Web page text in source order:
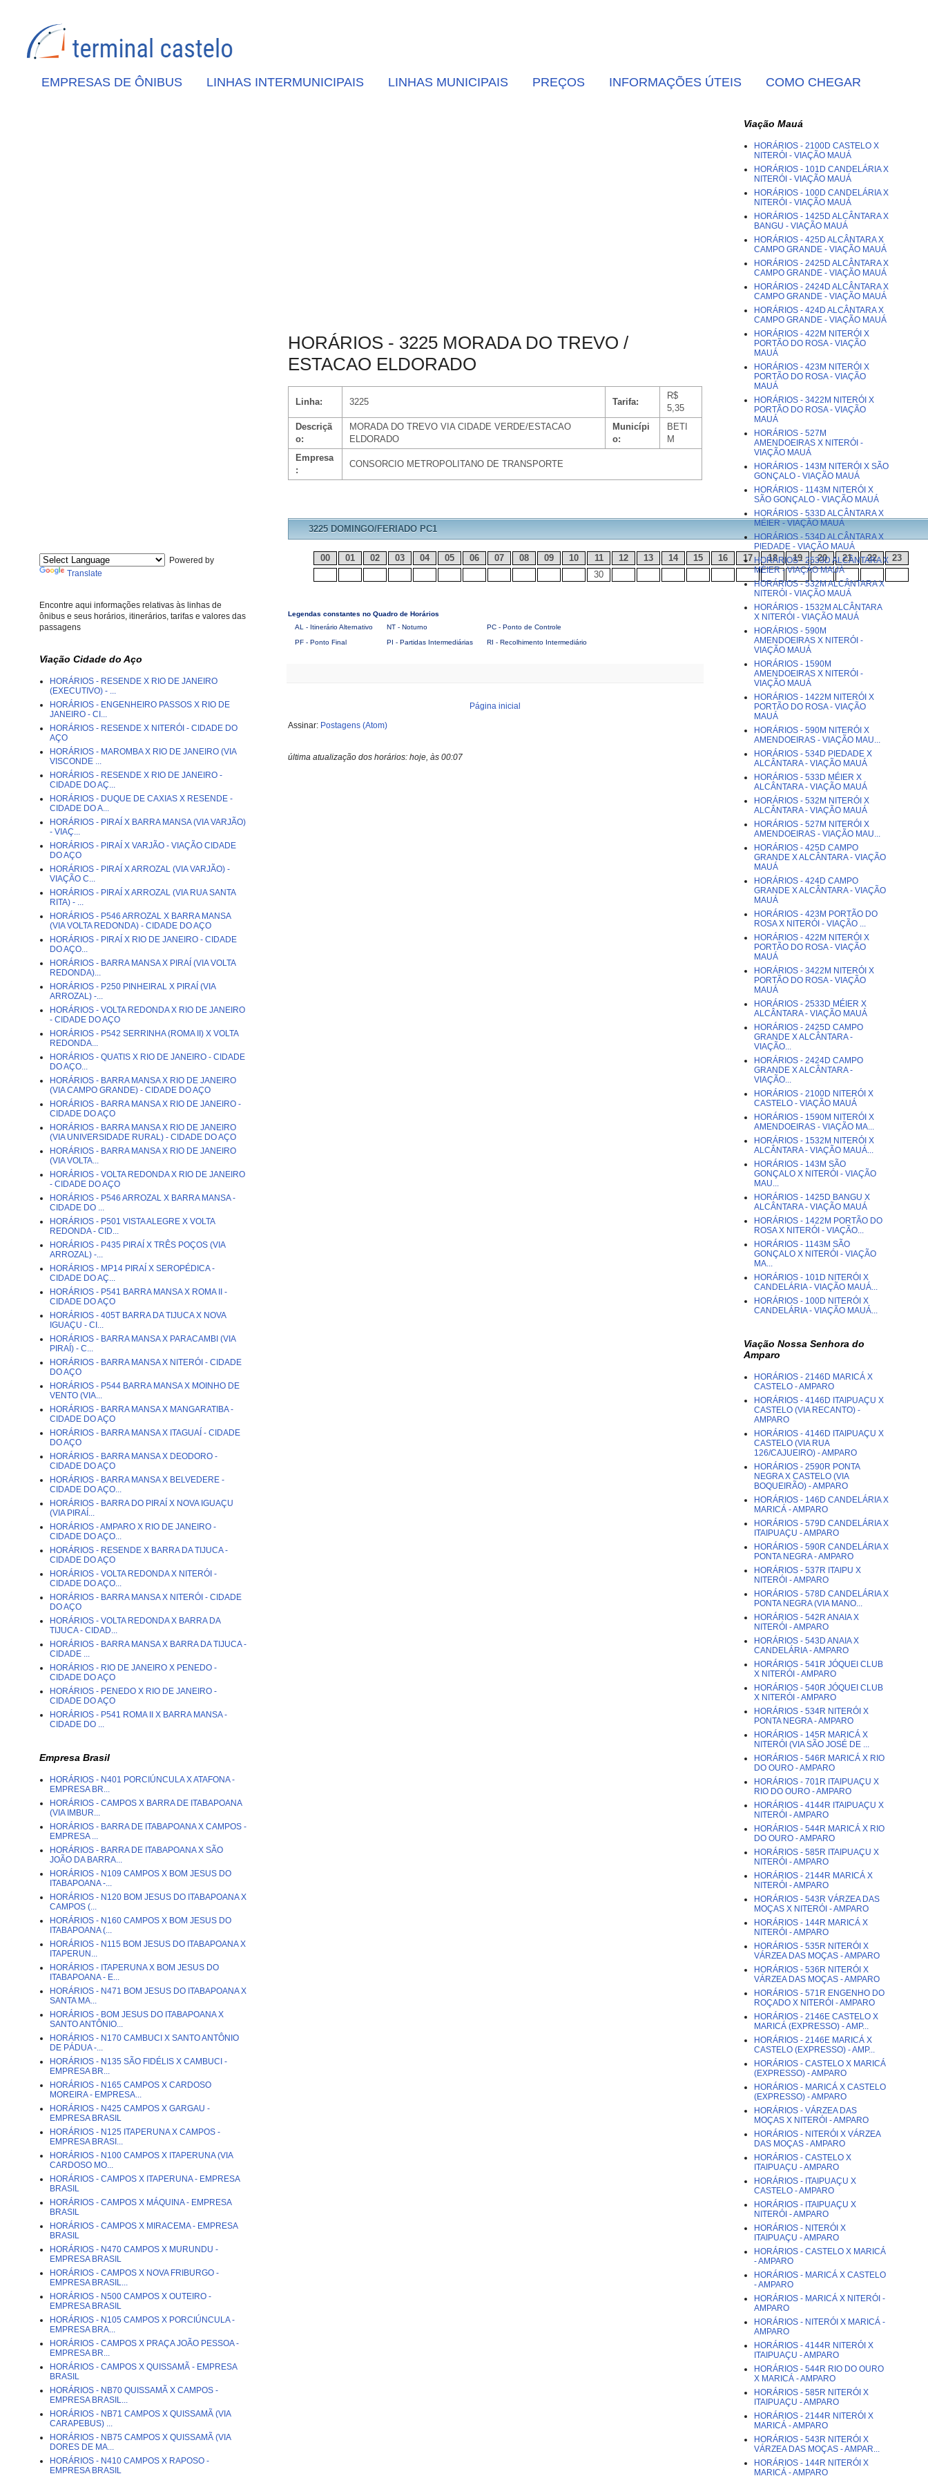
EMPRESAS DE ÔNIBUS LINHAS INTERMUNICIPAIS LINHAS MUNICIPAIS PREÇOS INFORMAÇÕES ÚTEIS COMO CHEGAR
HORÁRIOS - 3225 MORADA DO TREVO /
ESTACAO ELDORADO
Linha: 3225 Tarifa:
R$
5,35
Descriçã
o:
MORADA DO TREVO VIA CIDADE VERDE/ESTACAO
ELDORADO
Municípi
o:
BETI
M
Empresa
:
CONSORCIO METROPOLITANO DE TRANSPORTE
3225 DOMINGO/FERIADO PC1
00 01 02 03 04 05 06 07 08 09 10 11 12 13 14 15 16 17 18 19 20 21 22
23
30
Legendas constantes no Quadro de Horários
AL - Itinerário Alternativo
NT - Noturno
PC - Ponto de Controle
PF - Ponto Final
PI - Partidas Intermediárias RI - Recolhimento Intermediário
Página inicial
Assinar: Postagens (Atom)
última atualização dos horários: hoje, às 00:07
Powered by
Translate
Encontre aqui informações relativas às linhas de
ônibus e seus horários, itinerários, tarifas e valores das
passagens
Viação Cidade do Aço
HORÁRIOS - RESENDE X RIO DE JANEIRO
(EXECUTIVO) - ...
HORÁRIOS - ENGENHEIRO PASSOS X RIO DE
JANEIRO - CI...
HORÁRIOS - RESENDE X NITERÓI - CIDADE DO
AÇO
HORÁRIOS - MAROMBA X RIO DE JANEIRO (VIA
VISCONDE ...
HORÁRIOS - RESENDE X RIO DE JANEIRO -
CIDADE DO AÇ...
HORÁRIOS - DUQUE DE CAXIAS X RESENDE -
CIDADE DO A...
HORÁRIOS - PIRAÍ X BARRA MANSA (VIA VARJÃO)
- VIAÇ...
HORÁRIOS - PIRAÍ X VARJÃO - VIAÇÃO CIDADE
DO AÇO
HORÁRIOS - PIRAÍ X ARROZAL (VIA VARJÃO) -
VIAÇÃO C...
HORÁRIOS - PIRAÍ X ARROZAL (VIA RUA SANTA
RITA) - ...
HORÁRIOS - P546 ARROZAL X BARRA MANSA
(VIA VOLTA REDONDA) - CIDADE DO AÇO
HORÁRIOS - PIRAÍ X RIO DE JANEIRO - CIDADE
DO AÇO...
HORÁRIOS - BARRA MANSA X PIRAÍ (VIA VOLTA
REDONDA)...
HORÁRIOS - P250 PINHEIRAL X PIRAÍ (VIA
ARROZAL) -...
HORÁRIOS - VOLTA REDONDA X RIO DE JANEIRO
- CIDADE DO AÇO
HORÁRIOS - P542 SERRINHA (ROMA II) X VOLTA
REDONDA...
HORÁRIOS - QUATIS X RIO DE JANEIRO - CIDADE
DO AÇO...
HORÁRIOS - BARRA MANSA X RIO DE JANEIRO
(VIA CAMPO GRANDE) - CIDADE DO AÇO
HORÁRIOS - BARRA MANSA X RIO DE JANEIRO -
CIDADE DO AÇO
HORÁRIOS - BARRA MANSA X RIO DE JANEIRO
(VIA UNIVERSIDADE RURAL) - CIDADE DO AÇO
HORÁRIOS - BARRA MANSA X RIO DE JANEIRO
(VIA VOLTA...
HORÁRIOS - VOLTA REDONDA X RIO DE JANEIRO
- CIDADE DO AÇO
HORÁRIOS - P546 ARROZAL X BARRA MANSA -
CIDADE DO ...
HORÁRIOS - P501 VISTA ALEGRE X VOLTA
REDONDA - CID...
HORÁRIOS - P435 PIRAÍ X TRÊS POÇOS (VIA
ARROZAL) -...
HORÁRIOS - MP14 PIRAÍ X SEROPÉDICA -
CIDADE DO AÇ...
HORÁRIOS - P541 BARRA MANSA X ROMA II -
CIDADE DO AÇO
HORÁRIOS - 405T BARRA DA TIJUCA X NOVA
IGUAÇU - CI...
HORÁRIOS - BARRA MANSA X PARACAMBI (VIA
PIRAÍ) - C...
HORÁRIOS - BARRA MANSA X NITERÓI - CIDADE
DO AÇO
HORÁRIOS - P544 BARRA MANSA X MOINHO DE
VENTO (VIA...
HORÁRIOS - BARRA MANSA X MANGARATIBA -
CIDADE DO AÇO
HORÁRIOS - BARRA MANSA X ITAGUAÍ - CIDADE
DO AÇO
HORÁRIOS - BARRA MANSA X DEODORO -
CIDADE DO AÇO
HORÁRIOS - BARRA MANSA X BELVEDERE -
CIDADE DO AÇO...
HORÁRIOS - BARRA DO PIRAÍ X NOVA IGUAÇU
(VIA PIRAÍ...
HORÁRIOS - AMPARO X RIO DE JANEIRO -
CIDADE DO AÇO...
HORÁRIOS - RESENDE X BARRA DA TIJUCA -
CIDADE DO AÇO
HORÁRIOS - VOLTA REDONDA X NITERÓI -
CIDADE DO AÇO...
HORÁRIOS - BARRA MANSA X NITERÓI - CIDADE
DO AÇO
HORÁRIOS - VOLTA REDONDA X BARRA DA
TIJUCA - CIDAD...
HORÁRIOS - BARRA MANSA X BARRA DA TIJUCA -
CIDADE ...
HORÁRIOS - RIO DE JANEIRO X PENEDO -
CIDADE DO AÇO
HORÁRIOS - PENEDO X RIO DE JANEIRO -
CIDADE DO AÇO
HORÁRIOS - P541 ROMA II X BARRA MANSA -
CIDADE DO ...
Empresa Brasil
HORÁRIOS - N401 PORCIÚNCULA X ATAFONA -
EMPRESA BR...
HORÁRIOS - CAMPOS X BARRA DE ITABAPOANA
(VIA IMBUR...
HORÁRIOS - BARRA DE ITABAPOANA X CAMPOS -
EMPRESA ...
HORÁRIOS - BARRA DE ITABAPOANA X SÃO
JOÃO DA BARRA...
HORÁRIOS - N109 CAMPOS X BOM JESUS DO
ITABAPOANA -...
HORÁRIOS - N120 BOM JESUS DO ITABAPOANA X
CAMPOS (...
HORÁRIOS - N160 CAMPOS X BOM JESUS DO
ITABAPOANA (...
HORÁRIOS - N115 BOM JESUS DO ITABAPOANA X
ITAPERUN...
HORÁRIOS - ITAPERUNA X BOM JESUS DO
ITABAPOANA - E...
HORÁRIOS - N471 BOM JESUS DO ITABAPOANA X
SANTA MA...
HORÁRIOS - BOM JESUS DO ITABAPOANA X
SANTO ANTÔNIO...
HORÁRIOS - N170 CAMBUCI X SANTO ANTÔNIO
DE PÁDUA -...
HORÁRIOS - N135 SÃO FIDÉLIS X CAMBUCI -
EMPRESA BR...
HORÁRIOS - N165 CAMPOS X CARDOSO
MOREIRA - EMPRESA...
HORÁRIOS - N425 CAMPOS X GARGAU -
EMPRESA BRASIL
HORÁRIOS - N125 ITAPERUNA X CAMPOS -
EMPRESA BRASI...
HORÁRIOS - N100 CAMPOS X ITAPERUNA (VIA
CARDOSO MO...
HORÁRIOS - CAMPOS X ITAPERUNA - EMPRESA
BRASIL
HORÁRIOS - CAMPOS X MÁQUINA - EMPRESA
BRASIL
HORÁRIOS - CAMPOS X MIRACEMA - EMPRESA
BRASIL
HORÁRIOS - N470 CAMPOS X MURUNDU -
EMPRESA BRASIL
HORÁRIOS - CAMPOS X NOVA FRIBURGO -
EMPRESA BRASIL...
HORÁRIOS - N500 CAMPOS X OUTEIRO -
EMPRESA BRASIL
HORÁRIOS - N105 CAMPOS X PORCIÚNCULA -
EMPRESA BRA...
HORÁRIOS - CAMPOS X PRAÇA JOÃO PESSOA -
EMPRESA BR...
HORÁRIOS - CAMPOS X QUISSAMÃ - EMPRESA
BRASIL
HORÁRIOS - NB70 QUISSAMÃ X CAMPOS -
EMPRESA BRASIL...
HORÁRIOS - NB71 CAMPOS X QUISSAMÃ (VIA
CARAPEBUS) ...
HORÁRIOS - NB75 CAMPOS X QUISSAMÃ (VIA
DORES DE MA...
HORÁRIOS - N410 CAMPOS X RAPOSO -
EMPRESA BRASIL
Viação Mauá
HORÁRIOS - 2100D CASTELO X
NITERÓI - VIAÇÃO MAUÁ
HORÁRIOS - 101D CANDELÁRIA X
NITERÓI - VIAÇÃO MAUÁ
HORÁRIOS - 100D CANDELÁRIA X
NITERÓI - VIAÇÃO MAUÁ
HORÁRIOS - 1425D ALCÂNTARA X
BANGU - VIAÇÃO MAUÁ
HORÁRIOS - 425D ALCÂNTARA X
CAMPO GRANDE - VIAÇÃO MAUÁ
HORÁRIOS - 2425D ALCÂNTARA X
CAMPO GRANDE - VIAÇÃO MAUÁ
HORÁRIOS - 2424D ALCÂNTARA X
CAMPO GRANDE - VIAÇÃO MAUÁ
HORÁRIOS - 424D ALCÂNTARA X
CAMPO GRANDE - VIAÇÃO MAUÁ
HORÁRIOS - 422M NITERÓI X
PORTÃO DO ROSA - VIAÇÃO
MAUÁ
HORÁRIOS - 423M NITERÓI X
PORTÃO DO ROSA - VIAÇÃO
MAUÁ
HORÁRIOS - 3422M NITERÓI X
PORTÃO DO ROSA - VIAÇÃO
MAUÁ
HORÁRIOS - 527M
AMENDOEIRAS X NITERÓI -
VIAÇÃO MAUÁ
HORÁRIOS - 143M NITERÓI X SÃO
GONÇALO - VIAÇÃO MAUÁ
HORÁRIOS - 1143M NITERÓI X
SÃO GONÇALO - VIAÇÃO MAUÁ
HORÁRIOS - 533D ALCÂNTARA X
MÉIER - VIAÇÃO MAUÁ
HORÁRIOS - 534D ALCÂNTARA X
PIEDADE - VIAÇÃO MAUÁ
HORÁRIOS - 2533D ALCÂNTARA X
MÉIER - VIAÇÃO MAUÁ
HORÁRIOS - 532M ALCÂNTARA X
NITERÓI - VIAÇÃO MAUÁ
HORÁRIOS - 1532M ALCÂNTARA
X NITERÓI - VIAÇÃO MAUÁ
HORÁRIOS - 590M
AMENDOEIRAS X NITERÓI -
VIAÇÃO MAUÁ
HORÁRIOS - 1590M
AMENDOEIRAS X NITERÓI -
VIAÇÃO MAUÁ
HORÁRIOS - 1422M NITERÓI X
PORTÃO DO ROSA - VIAÇÃO
MAUÁ
HORÁRIOS - 590M NITERÓI X
AMENDOEIRAS - VIAÇÃO MAU...
HORÁRIOS - 534D PIEDADE X
ALCÂNTARA - VIAÇÃO MAUÁ
HORÁRIOS - 533D MÉIER X
ALCÂNTARA - VIAÇÃO MAUÁ
HORÁRIOS - 532M NITERÓI X
ALCÂNTARA - VIAÇÃO MAUÁ
HORÁRIOS - 527M NITERÓI X
AMENDOEIRAS - VIAÇÃO MAU...
HORÁRIOS - 425D CAMPO
GRANDE X ALCÂNTARA - VIAÇÃO
MAUÁ
HORÁRIOS - 424D CAMPO
GRANDE X ALCÂNTARA - VIAÇÃO
MAUÁ
HORÁRIOS - 423M PORTÃO DO
ROSA X NITERÓI - VIAÇÃO ...
HORÁRIOS - 422M NITERÓI X
PORTÃO DO ROSA - VIAÇÃO
MAUÁ
HORÁRIOS - 3422M NITERÓI X
PORTÃO DO ROSA - VIAÇÃO
MAUÁ
HORÁRIOS - 2533D MÉIER X
ALCÂNTARA - VIAÇÃO MAUÁ
HORÁRIOS - 2425D CAMPO
GRANDE X ALCÂNTARA -
VIAÇÃO...
HORÁRIOS - 2424D CAMPO
GRANDE X ALCÂNTARA -
VIAÇÃO...
HORÁRIOS - 2100D NITERÓI X
CASTELO - VIAÇÃO MAUÁ
HORÁRIOS - 1590M NITERÓI X
AMENDOEIRAS - VIAÇÃO MA...
HORÁRIOS - 1532M NITERÓI X
ALCÂNTARA - VIAÇÃO MAUÁ...
HORÁRIOS - 143M SÃO
GONÇALO X NITERÓI - VIAÇÃO
MAU...
HORÁRIOS - 1425D BANGU X
ALCÂNTARA - VIAÇÃO MAUÁ
HORÁRIOS - 1422M PORTÃO DO
ROSA X NITERÓI - VIAÇÃO...
HORÁRIOS - 1143M SÃO
GONÇALO X NITERÓI - VIAÇÃO
MA...
HORÁRIOS - 101D NITERÓI X
CANDELÁRIA - VIAÇÃO MAUÁ...
HORÁRIOS - 100D NITERÓI X
CANDELÁRIA - VIAÇÃO MAUÁ...
Viação Nossa Senhora do
Amparo
HORÁRIOS - 2146D MARICÁ X
CASTELO - AMPARO
HORÁRIOS - 4146D ITAIPUAÇU X
CASTELO (VIA RECANTO) -
AMPARO
HORÁRIOS - 4146D ITAIPUAÇU X
CASTELO (VIA RUA
126/CAJUEIRO) - AMPARO
HORÁRIOS - 2590R PONTA
NEGRA X CASTELO (VIA
BOQUEIRÃO) - AMPARO
HORÁRIOS - 146D CANDELÁRIA X
MARICÁ - AMPARO
HORÁRIOS - 579D CANDELÁRIA X
ITAIPUAÇU - AMPARO
HORÁRIOS - 590R CANDELÁRIA X
PONTA NEGRA - AMPARO
HORÁRIOS - 537R ITAIPU X
NITERÓI - AMPARO
HORÁRIOS - 578D CANDELÁRIA X
PONTA NEGRA (VIA MANO...
HORÁRIOS - 542R ANAIA X
NITERÓI - AMPARO
HORÁRIOS - 543D ANAIA X
CANDELÁRIA - AMPARO
HORÁRIOS - 541R JÓQUEI CLUB
X NITERÓI - AMPARO
HORÁRIOS - 540R JÓQUEI CLUB
X NITERÓI - AMPARO
HORÁRIOS - 534R NITERÓI X
PONTA NEGRA - AMPARO
HORÁRIOS - 145R MARICÁ X
NITERÓI (VIA SÃO JOSÉ DE ...
HORÁRIOS - 546R MARICÁ X RIO
DO OURO - AMPARO
HORÁRIOS - 701R ITAIPUAÇU X
RIO DO OURO - AMPARO
HORÁRIOS - 4144R ITAIPUAÇU X
NITERÓI - AMPARO
HORÁRIOS - 544R MARICÁ X RIO
DO OURO - AMPARO
HORÁRIOS - 585R ITAIPUAÇU X
NITERÓI - AMPARO
HORÁRIOS - 2144R MARICÁ X
NITERÓI - AMPARO
HORÁRIOS - 543R VÁRZEA DAS
MOÇAS X NITERÓI - AMPARO
HORÁRIOS - 144R MARICÁ X
NITERÓI - AMPARO
HORÁRIOS - 535R NITERÓI X
VÁRZEA DAS MOÇAS - AMPARO
HORÁRIOS - 536R NITERÓI X
VÁRZEA DAS MOÇAS - AMPARO
HORÁRIOS - 571R ENGENHO DO
ROÇADO X NITERÓI - AMPARO
HORÁRIOS - 2146E CASTELO X
MARICÁ (EXPRESSO) - AMP...
HORÁRIOS - 2146E MARICÁ X
CASTELO (EXPRESSO) - AMP...
HORÁRIOS - CASTELO X MARICÁ
(EXPRESSO) - AMPARO
HORÁRIOS - MARICÁ X CASTELO
(EXPRESSO) - AMPARO
HORÁRIOS - VÁRZEA DAS
MOÇAS X NITERÓI - AMPARO
HORÁRIOS - NITERÓI X VÁRZEA
DAS MOÇAS - AMPARO
HORÁRIOS - CASTELO X
ITAIPUAÇU - AMPARO
HORÁRIOS - ITAIPUAÇU X
CASTELO - AMPARO
HORÁRIOS - ITAIPUAÇU X
NITERÓI - AMPARO
HORÁRIOS - NITERÓI X
ITAIPUAÇU - AMPARO
HORÁRIOS - CASTELO X MARICÁ
- AMPARO
HORÁRIOS - MARICÁ X CASTELO
- AMPARO
HORÁRIOS - MARICÁ X NITERÓI -
AMPARO
HORÁRIOS - NITERÓI X MARICÁ -
AMPARO
HORÁRIOS - 4144R NITERÓI X
ITAIPUAÇU - AMPARO
HORÁRIOS - 544R RIO DO OURO
X MARICÁ - AMPARO
HORÁRIOS - 585R NITERÓI X
ITAIPUAÇU - AMPARO
HORÁRIOS - 2144R NITERÓI X
MARICÁ - AMPARO
HORÁRIOS - 543R NITERÓI X
VÁRZEA DAS MOÇAS - AMPAR...
HORÁRIOS - 144R NITERÓI X
MARICÁ - AMPARO